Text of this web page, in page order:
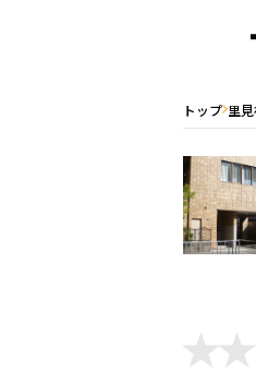
トップ 里